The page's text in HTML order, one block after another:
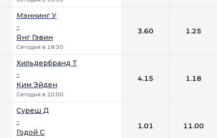
Мэннинг У
-
Янг Гэвин
Сегодня в 18:30
3.60 1.25
Хильдербранд Т
-
Ким Эйден
Сегодня в 20:00
4.15 1.18
Суреш Д
-
Годой С
1.01 11.00